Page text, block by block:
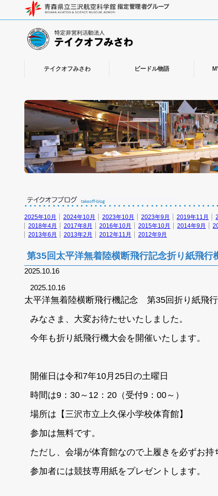
テイクオフみさわ ビードル物語
2025年10月 2024年10月 2023年10月 2023年9月 2019年11月
2018年4月
2017年8月 2016年10月 2015年10月 2014年9月
2013年6月
2013年2月 2012年11月 2012年9月
第35回太平洋無着陸横断飛行記念折り紙飛行
2025.10.16
2025.10.16
太平洋無着陸横断飛行機記念 第35回折り紙飛
みなさま、大変お待たせいたしました。
今年も折り紙飛行機大会を開催いたします。
開催日は令和7年10月25日の土曜日
時間は9：30～12：20（受付9：00～）
場所は【三沢市立上久保小学校体育館】
参加は無料です。
ただし、会場が体育館なので上履きを必ずお持
参加者には競技専用紙をプレゼントします。